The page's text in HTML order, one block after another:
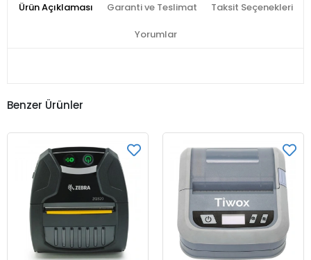
Ürün Açıklaması Garanti ve Teslimat Taksit Seçenekleri
Yorumlar
Benzer Ürünler